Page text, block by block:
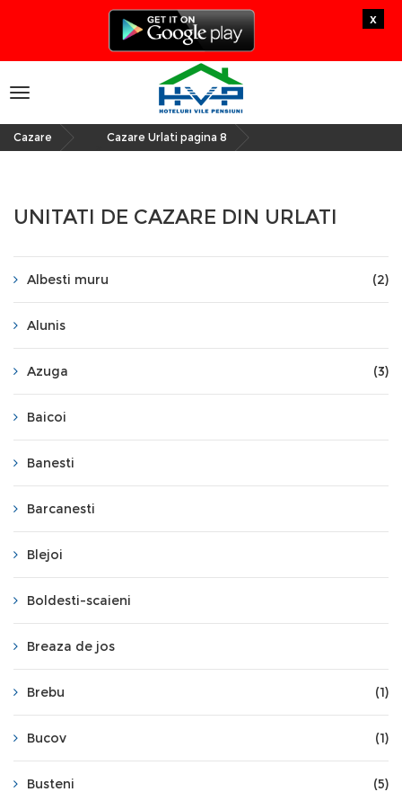
x
Toggle
navigation
Cazare Cazare Urlati pagina 8
UNITATI DE CAZARE DIN URLATI
Albesti muru (2)
Alunis
Azuga (3)
Baicoi
Banesti
Barcanesti
Blejoi
Boldesti-scaieni
Breaza de jos
Brebu (1)
Bucov (1)
Busteni (5)